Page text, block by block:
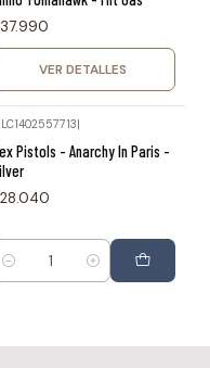
VER DETALLES
|
Pistols - Anarchy In Paris -
Cantidad